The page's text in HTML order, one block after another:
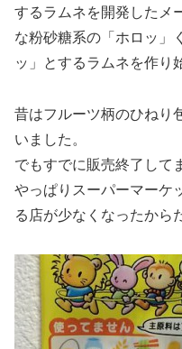
するラムネを開発したメ
な粉砂糖系の「ホロッ」
ッ」とするラムネを作り
昔はフルーツ柄のひねり
いました。
でもすでに販売終了して
やっぱりスーパーマーケ
る店が少なくなったから